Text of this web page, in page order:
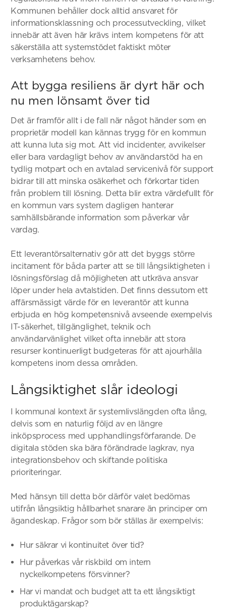
Kommunen behåller dock alltid ansvaret för
informationsklassning och processutveckling, vilket
innebär att även här krävs intern kompetens för att
säkerställa att systemstödet faktiskt möter
verksamhetens behov.
Att bygga resiliens är dyrt här och
nu men lönsamt över tid
Det är framför allt i de fall när något händer som en
proprietär modell kan kännas trygg för en kommun
att kunna luta sig mot. Att vid incidenter, avvikelser
eller bara vardagligt behov av användarstöd ha en
tydlig motpart och en avtalad servicenivå för support
bidrar till att minska osäkerhet och förkortar tiden
från problem till lösning. Detta blir extra värdefullt för
en kommun vars system dagligen hanterar
samhällsbärande information som påverkar vår
vardag.
Ett leverantörsalternativ gör att det byggs större
incitament för båda parter att se till långsiktigheten i
lösningsförslag då möjligheten att utkräva ansvar
löper under hela avtalstiden. Det finns dessutom ett
affärsmässigt värde för en leverantör att kunna
erbjuda en hög kompetensnivå avseende exempelvis
IT-säkerhet, tillgänglighet, teknik och
användarvänlighet vilket ofta innebär att stora
resurser kontinuerligt budgeteras för att ajourhålla
kompetens inom dessa områden.
Långsiktighet slår ideologi
I kommunal kontext är systemlivslängden ofta lång,
delvis som en naturlig följd av en längre
inköpsprocess med upphandlingsförfarande. De
digitala stöden ska bära förändrade lagkrav, nya
integrationsbehov och skiftande politiska
prioriteringar.
Med hänsyn till detta bör därför valet bedömas
utifrån långsiktig hållbarhet snarare än principer om
ägandeskap. Frågor som bör ställas är exempelvis:
Hur säkrar vi kontinuitet över tid?
Hur påverkas vår riskbild om intern
nyckelkompetens försvinner?
Har vi mandat och budget att ta ett långsiktigt
produktägarskap?